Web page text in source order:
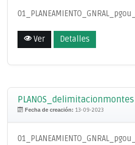
Ver Detalles
PLANOS_delimitacionmontes
Fecha de creación: 13-09-2023